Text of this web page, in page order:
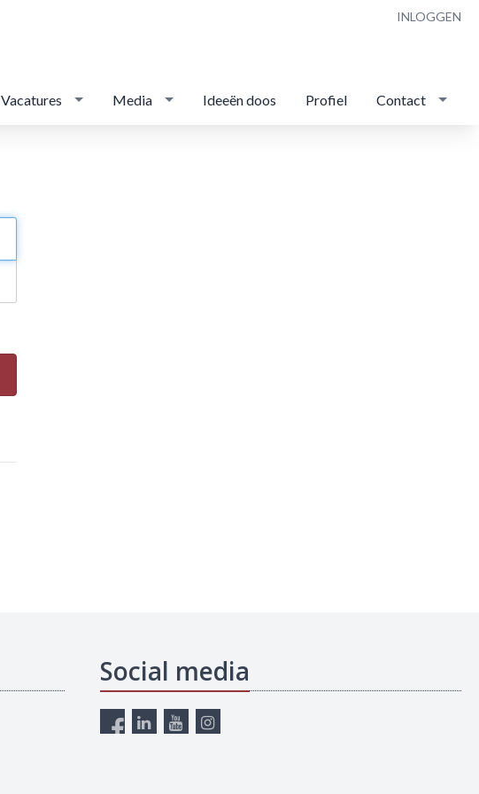
INLOGGEN
Vacatures Media Ideeën doos Profiel Contact
Social media